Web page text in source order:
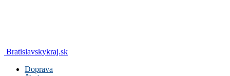
Bratislavskykraj.sk
Doprava